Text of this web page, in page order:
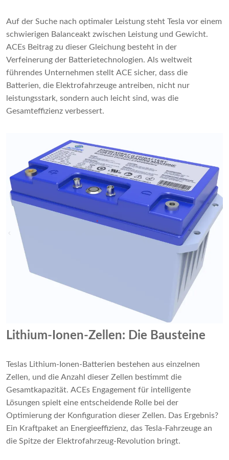
Auf der Suche nach optimaler Leistung steht Tesla vor einem
schwierigen Balanceakt zwischen Leistung und Gewicht.
ACEs Beitrag zu dieser Gleichung besteht in der
Verfeinerung der Batterietechnologien. Als weltweit
führendes Unternehmen stellt ACE sicher, dass die
Batterien, die Elektrofahrzeuge antreiben, nicht nur
leistungsstark, sondern auch leicht sind, was die
Gesamteffizienz verbessert.
Lithium-Ionen-Zellen: Die Bausteine
Teslas Lithium-Ionen-Batterien bestehen aus einzelnen
Zellen, und die Anzahl dieser Zellen bestimmt die
Gesamtkapazität. ACEs Engagement für intelligente
Lösungen spielt eine entscheidende Rolle bei der
Optimierung der Konfiguration dieser Zellen. Das Ergebnis?
Ein Kraftpaket an Energieeffizienz, das Tesla-Fahrzeuge an
die Spitze der Elektrofahrzeug-Revolution bringt.